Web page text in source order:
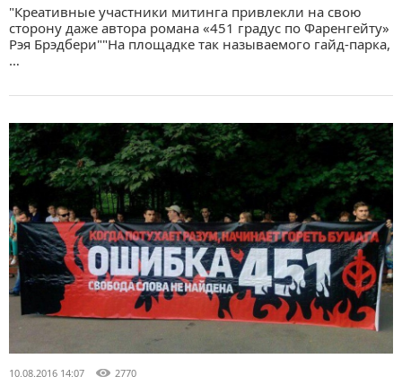
"Креативные участники митинга привлекли на свою
сторону даже автора романа «451 градус по Фаренгейту»
Рэя Брэдбери""На площадке так называемого гайд-парка,
…
10.08.2016 14:07 2770